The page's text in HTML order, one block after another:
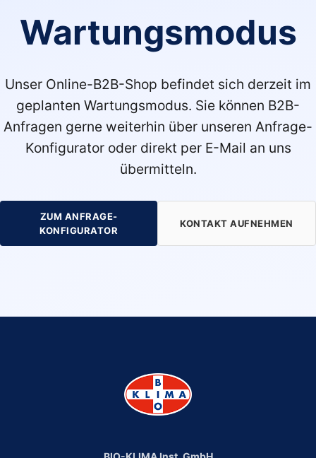
Wartungsmodus
Unser Online-B2B-Shop befindet sich derzeit im
geplanten Wartungsmodus. Sie können B2B-
Anfragen gerne weiterhin über unseren Anfrage-
Konfigurator oder direkt per E-Mail an uns
übermitteln.
ZUM ANFRAGE-
KONFIGURATOR
KONTAKT AUFNEHMEN